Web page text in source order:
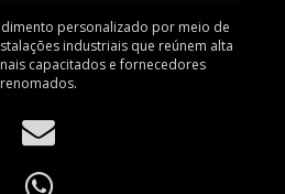
personalizado por meio de
industriais que reúnem alta
capacitados e fornecedores
renomados.